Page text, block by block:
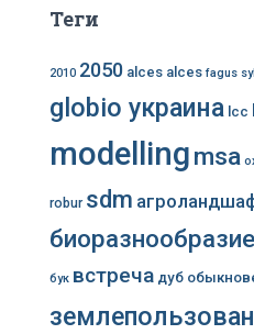
Теги
2010 2050 alces alces fagus
globio украина lcc
modellingmsa
robur sdm
биоразнообразие
бук встреча дуб